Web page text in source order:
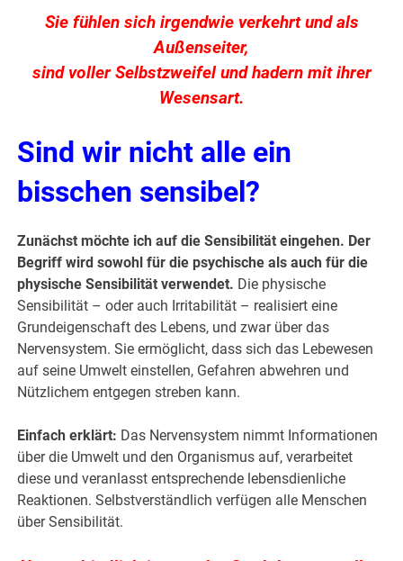
Sie fühlen sich irgendwie verkehrt und als
Außenseiter,
sind voller Selbstzweifel und hadern mit ihrer
Wesensart.
Sind wir nicht alle ein
bisschen sensibel?
Zunächst möchte ich auf die Sensibilität eingehen. Der
Begriff wird sowohl für die psychische als auch für die
physische Sensibilität verwendet. Die physische
Sensibilität – oder auch Irritabilität – realisiert eine
Grundeigenschaft des Lebens, und zwar über das
Nervensystem. Sie ermöglicht, dass sich das Lebewesen
auf seine Umwelt einstellen, Gefahren abwehren und
Nützlichem entgegen streben kann.
Einfach erklärt: Das Nervensystem nimmt Informationen
über die Umwelt und den Organismus auf, verarbeitet
diese und veranlasst entsprechende lebensdienliche
Reaktionen. Selbstverständlich verfügen alle Menschen
über Sensibilität.